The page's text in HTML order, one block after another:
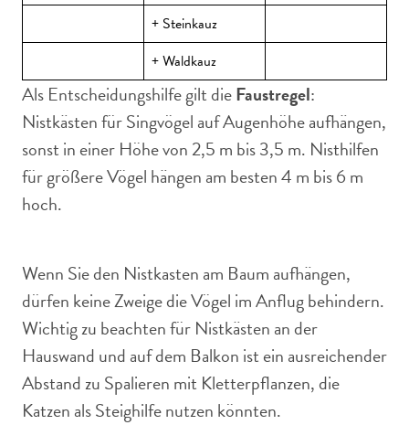
+ Steinkauz
+ Waldkauz
Als Entscheidungshilfe gilt dieFaustregel:
Nistkästen für Singvögel auf Augenhöhe aufhängen,
sonst in einer Höhe von 2,5 m bis 3,5 m. Nisthilfen
für größere Vögel hängen am besten 4 m bis 6 m
hoch.
Wenn Sie den Nistkasten am Baum aufhängen,
dürfen keine Zweige die Vögel im Anflug behindern.
Wichtig zu beachten für Nistkästen an der
Hauswand und auf dem Balkon ist ein ausreichender
Abstand zu Spalieren mit Kletterpflanzen, die
Katzen als Steighilfe nutzen könnten.